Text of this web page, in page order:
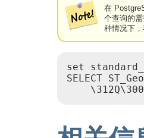
在
个查询的
种情况下
set
SELECT